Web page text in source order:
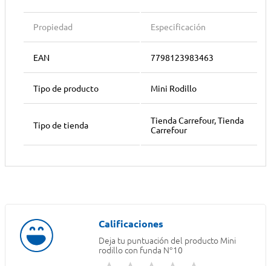
Propiedad Especificación
EAN 7798123983463
Tipo de producto Mini Rodillo
Tipo de tienda
Tienda Carrefour, Tienda
Carrefour
Deja tu puntuación del producto Mini
rodillo con funda N°10